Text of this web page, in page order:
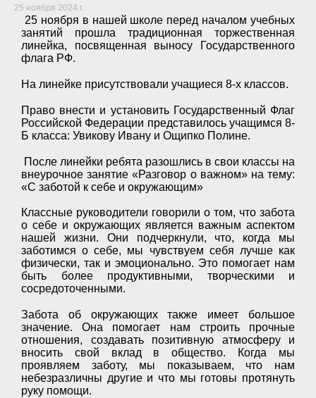
25 ноября 2024 г.
25 ноября в нашей школе перед началом учебных
занятий прошла традиционная торжественная
линейка, посвященная выносу Государственного
флага РФ.
На линейке присутствовали учащиеся 8-х классов.
Право внести и установить Государственный Флаг
Российской Федерации представилось учащимся 8-
Б класса: Увикову Ивану и Ощипко Полине.
После линейки ребята разошлись в свои классы на
внеурочное занятие «Разговор о важном» на тему:
«С заботой к себе и окружающим»
Классные руководители говорили о том, что забота
о себе и окружающих является важным аспектом
нашей жизни. Они подчеркнули, что, когда мы
заботимся о себе, мы чувствуем себя лучше как
физически, так и эмоционально. Это помогает нам
быть более продуктивными, творческими и
сосредоточенными.
Забота об окружающих также имеет большое
значение. Она помогает нам строить прочные
отношения, создавать позитивную атмосферу и
вносить свой вклад в общество. Когда мы
проявляем заботу, мы показываем, что нам
небезразличны другие и что мы готовы протянуть
руку помощи.